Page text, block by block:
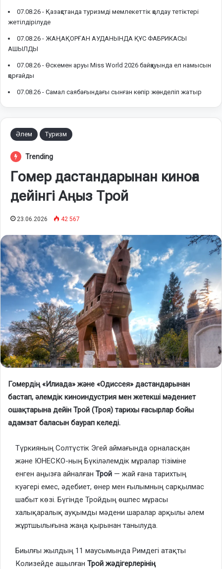
Әлем Туризм
Trending
Гомер дастандарынан киноға
дейінгі Аңыз Трой
23.06.2026 42 567
Гомердің «Илиада» және «Одиссея» дастандарынан
бастап, әлемдік киноиндустрия мен жетекші мәдениет
ошақтарына дейін Трой (Троя) тарихы ғасырлар бойы
адамзат баласын баурап келеді.
Түркияның Солтүстік Эгей аймағында орналасқан
және ЮНЕСКО-ның Бүкіләлемдік мұралар тізіміне
енген аңызға айналған Трой — жай ғана тарихтың
куәгері емес, әдебиет, өнер мен ғылымның сарқылмас
шабыт көзі. Бүгінде Тройдың өшпес мұрасы
халықаралық ауқымды мәдени шаралар арқылы әлем
жұртшылығына жаңа қырынан танылуда.
Биылғы жылдың 11 маусымында Римдегі атақты
Колизейде ашылған Трой жәдігерлерінің
07.08.26 - Қазақстанда туризмді мемлекеттік қолдау тетіктері
жетілдірілуде
07.08.26 - ЖАҢАҚОРҒАН АУДАНЫНДА ҚҰС ФАБРИКАСЫ
АШЫЛДЫ
07.08.26 - Өскемен аруы Miss World 2026 байқауында ел намысын
қорғайды
07.08.26 - Самал саябағындағы сынған көпір жөнделіп жатыр